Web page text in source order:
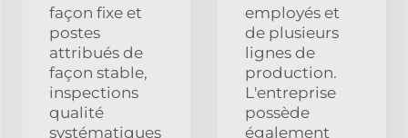
façon fixe et
postes
attribués de
façon stable,
inspections
qualité
systématiques
employés et
de plusieurs
lignes de
production.
L'entreprise
possède
également